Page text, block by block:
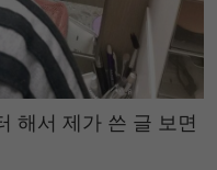
해서 제가 쓴 글 보면